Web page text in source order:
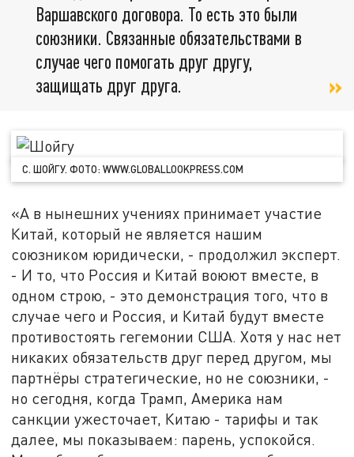
Варшавского договора. То есть это были
союзники. Связанные обязательствами в
случае чего помогать друг другу,
защищать друг друга.
С. ШОЙГУ. ФОТО: WWW.GLOBALLOOKPRESS.COM
«А в нынешних учениях принимает участие
Китай, который не является нашим
союзником юридически, - продолжил эксперт.
- И то, что Россия и Китай воюют вместе, в
одном строю, - это демонстрация того, что в
случае чего и Россия, и Китай будут вместе
противостоять гегемонии США. Хотя у нас нет
никаких обязательств друг перед другом, мы
партнёры стратегические, но не союзники, -
но сегодня, когда Трамп, Америка нам
санкции ужесточает, Китаю - тарифы и так
далее, мы показываем: парень, успокойся.